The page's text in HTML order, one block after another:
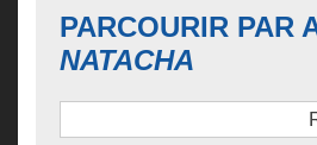
PARCOURIR PAR
NATACHA